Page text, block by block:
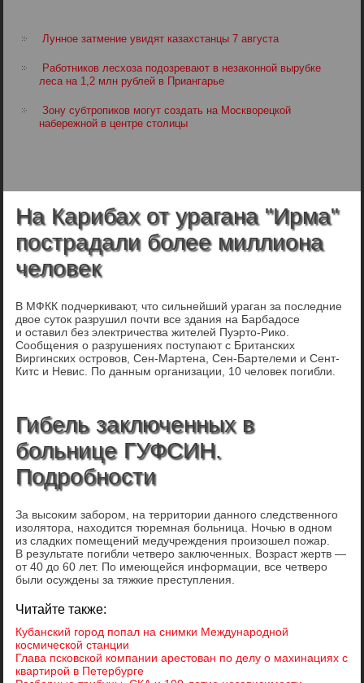
Лунное затмение увидят казахстанцы 7 августа
Работников лесхоза подозревают в незаконной вырубке
леса на 1,2 млн рублей в Приангарье
Зону субтропиков могут создать на Москворецкой
набережной в центре столицы
На Карибах от урагана "Ирма"
пострадали более миллиона
человек
В МФКК подчеркивают, что сильнейший ураган за последние
двое суток разрушил почти все здания на Барбадосе
и оставил без электричества жителей Пуэрто-Рико.
Сообщения о разрушениях поступают с Британских
Виргинских островов, Сен-Мартена, Сен-Бартелеми и Сент-
Китс и Невис. По данным организации, 10 человек погибли.
Гибель заключенных в
больнице ГУФСИН.
Подробности
За высоким забором, на территории данного следственного
изолятора, находится тюремная больница. Ночью в одном
из сладких помещений медучреждения произошел пожар.
В результате погибли четверо заключенных. Возраст жертв —
от 40 до 60 лет. По имеющейся информации, все четверо
были осуждены за тяжкие преступления.
Читайте также:
Кубанский город попал на снимки Международной
космической станции
Глава псковской компании арестован по делу о махинациях с
квартирой в Петербурге